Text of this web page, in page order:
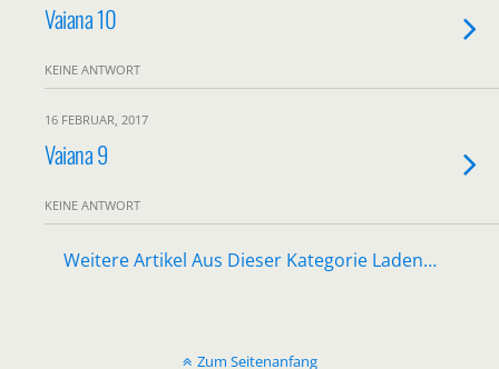
Vaiana 10
KEINE ANTWORT
16 FEBRUAR, 2017
Vaiana 9
KEINE ANTWORT
Weitere Artikel Aus Dieser Kategorie Laden…
Zum Seitenanfang